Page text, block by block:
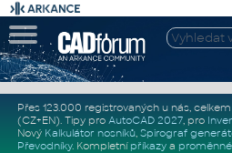
Přes 123.000 registrovaných u nás, celkem
(CZ+EN). Tipy pro AutoCAD 2027, pro
Nový Kalkulátor nosníků, Spirograf
Převodníky. Kompletní příkazya